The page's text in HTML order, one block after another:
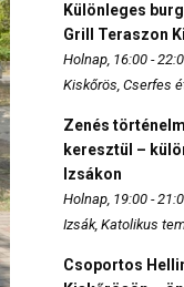
Különleges
Grill Teraszon
Holnap, 16:00 -
Kiskőrös, Cserfes
Zenés
keresztül –
Izsákon
Holnap, 19:00 -
Izsák, Katolikus
Csoportos